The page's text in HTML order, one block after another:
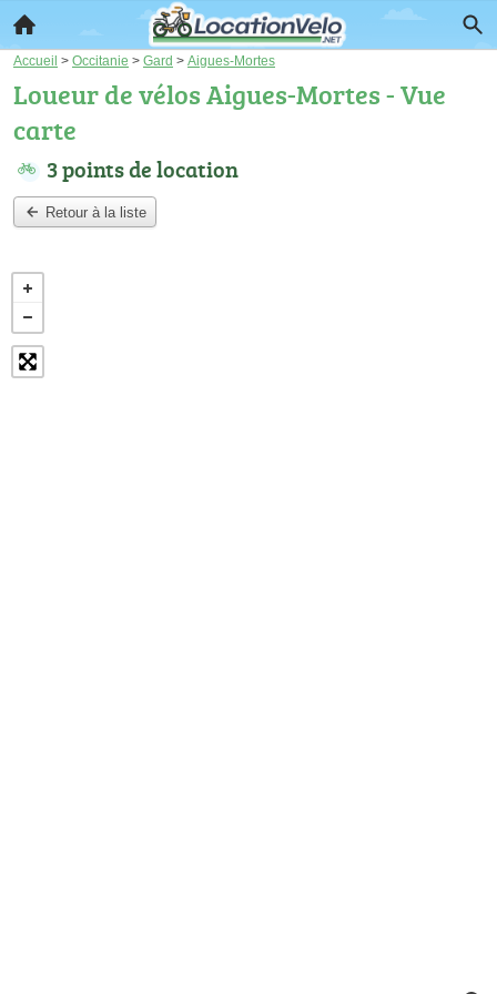
Accueil > Occitanie > Gard > Aigues-Mortes
Loueur de vélos Aigues-Mortes - Vue
carte
3 points de location
Retour à la liste